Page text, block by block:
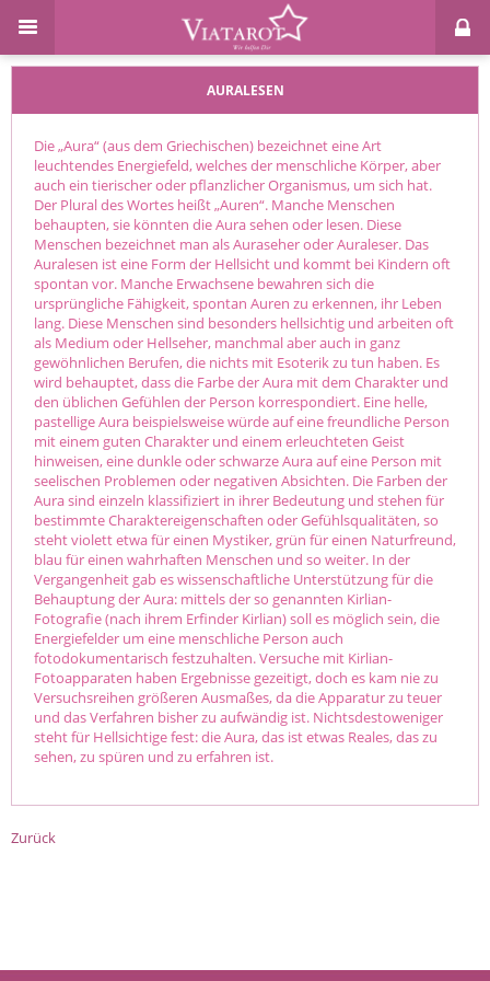
AURALESEN
Die „Aura“ (aus dem Griechischen) bezeichnet eine Art
leuchtendes Energiefeld, welches der menschliche Körper, aber
auch ein tierischer oder pflanzlicher Organismus, um sich hat.
Der Plural des Wortes heißt „Auren“. Manche Menschen
behaupten, sie könnten die Aura sehen oder lesen. Diese
Menschen bezeichnet man als Auraseher oder Auraleser. Das
Auralesen ist eine Form der Hellsicht und kommt bei Kindern oft
spontan vor. Manche Erwachsene bewahren sich die
ursprüngliche Fähigkeit, spontan Auren zu erkennen, ihr Leben
lang. Diese Menschen sind besonders hellsichtig und arbeiten oft
als Medium oder Hellseher, manchmal aber auch in ganz
gewöhnlichen Berufen, die nichts mit Esoterik zu tun haben. Es
wird behauptet, dass die Farbe der Aura mit dem Charakter und
den üblichen Gefühlen der Person korrespondiert. Eine helle,
pastellige Aura beispielsweise würde auf eine freundliche Person
mit einem guten Charakter und einem erleuchteten Geist
hinweisen, eine dunkle oder schwarze Aura auf eine Person mit
seelischen Problemen oder negativen Absichten. Die Farben der
Aura sind einzeln klassifiziert in ihrer Bedeutung und stehen für
bestimmte Charaktereigenschaften oder Gefühlsqualitäten, so
steht violett etwa für einen Mystiker, grün für einen Naturfreund,
blau für einen wahrhaften Menschen und so weiter. In der
Vergangenheit gab es wissenschaftliche Unterstützung für die
Behauptung der Aura: mittels der so genannten Kirlian-
Fotografie (nach ihrem Erfinder Kirlian) soll es möglich sein, die
Energiefelder um eine menschliche Person auch
fotodokumentarisch festzuhalten. Versuche mit Kirlian-
Fotoapparaten haben Ergebnisse gezeitigt, doch es kam nie zu
Versuchsreihen größeren Ausmaßes, da die Apparatur zu teuer
und das Verfahren bisher zu aufwändig ist. Nichtsdestoweniger
steht für Hellsichtige fest: die Aura, das ist etwas Reales, das zu
sehen, zu spüren und zu erfahren ist.
Zurück